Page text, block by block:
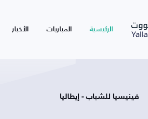
الرئيسية المباريات الأخبار
فينيسيا للشباب - إيطاليا